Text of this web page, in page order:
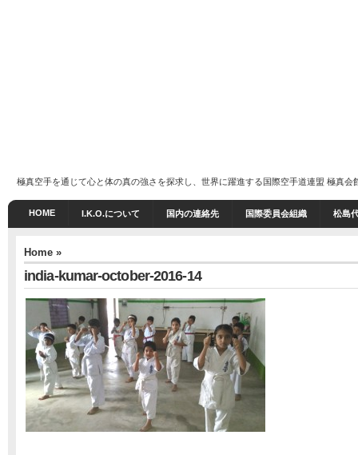
極真空手を通じて心と体の真の強さを探求し、世界に躍進する国際空手道連盟 極真
HOME I.K.O.について 国内の連絡先 国際委員会組織 松島
Home »
india-kumar-october-2016-14